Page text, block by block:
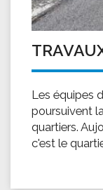
Les équipes
poursuivent
quartiers.
c'est le